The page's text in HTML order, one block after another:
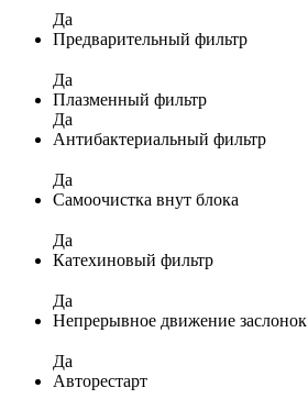
Да
Предварительный фильтр
Да
Плазменный фильтр
Да
Антибактериальный фильтр
Да
Самоочистка внут блока
Да
Катехиновый фильтр
Да
Непрерывное движение заслонок
Да
Авторестарт